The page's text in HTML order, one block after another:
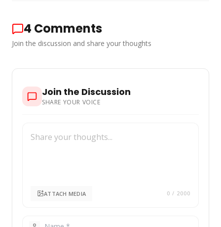
4 Comments
Join the discussion and share your thoughts
Join the Discussion
SHARE YOUR VOICE
ATTACH MEDIA 0 / 2000